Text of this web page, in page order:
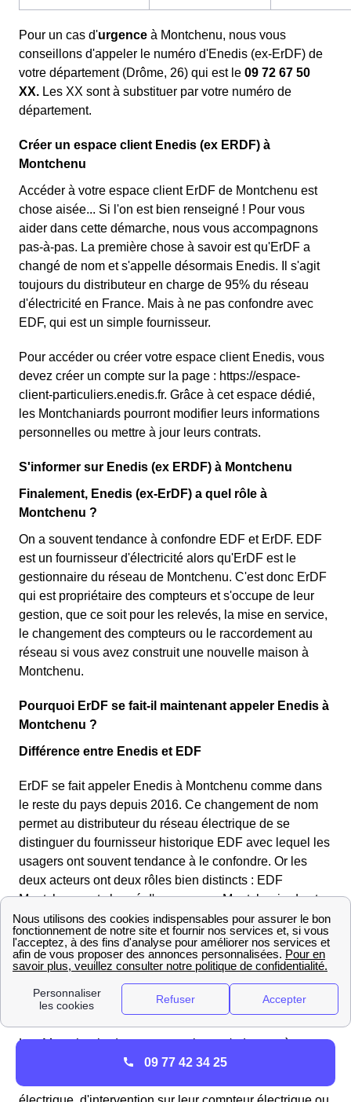
Pour un cas d'urgence à Montchenu, nous vous
conseillons d'appeler le numéro d'Enedis (ex-ErDF) de
votre département (Drôme, 26) qui est le 09 72 67 50
XX. Les XX sont à substituer par votre numéro de
département.
Créer un espace client Enedis (ex ERDF) à
Montchenu
Accéder à votre espace client ErDF de Montchenu est
chose aisée... Si l'on est bien renseigné ! Pour vous
aider dans cette démarche, nous vous accompagnons
pas-à-pas. La première chose à savoir est qu'ErDF a
changé de nom et s'appelle désormais Enedis. Il s'agit
toujours du distributeur en charge de 95% du réseau
d'électricité en France. Mais à ne pas confondre avec
EDF, qui est un simple fournisseur.
Pour accéder ou créer votre espace client Enedis, vous
devez créer un compte sur la page : https://espace-
client-particuliers.enedis.fr. Grâce à cet espace dédié,
les Montchaniards pourront modifier leurs informations
personnelles ou mettre à jour leurs contrats.
S'informer sur Enedis (ex ERDF) à Montchenu
Finalement, Enedis (ex-ErDF) a quel rôle à
Montchenu ?
On a souvent tendance à confondre EDF et ErDF. EDF
est un fournisseur d'électricité alors qu'ErDF est le
gestionnaire du réseau de Montchenu. C'est donc ErDF
qui est propriétaire des compteurs et s'occupe de leur
gestion, que ce soit pour les relevés, la mise en service,
le changement des compteurs ou le raccordement au
réseau si vous avez construit une nouvelle maison à
Montchenu.
Pourquoi ErDF se fait-il maintenant appeler Enedis à
Montchenu ?
Différence entre Enedis et EDF
ErDF se fait appeler Enedis à Montchenu comme dans
le reste du pays depuis 2016. Ce changement de nom
permet au distributeur du réseau électrique de se
distinguer du fournisseur historique EDF avec lequel les
usagers ont souvent tendance à le confondre. Or les
deux acteurs ont deux rôles bien distincts : EDF
Montchenu est chargé d'assurer aux Montchaniards et
aux Montchaniardes un accès à l'énergie via un
abonnement électrique, tandis qu'Enedis Montchenu
s'occupe de la gestion du réseau d'électricité.
Quels changements cela entraîne-t-il pour les
habitants de Montchenu ?
Les Montchaniards peuvent toujours s'adresser à
Enedis pour les mêmes raisons qu'auparavant, c'est-à-
09 77 42 34 25